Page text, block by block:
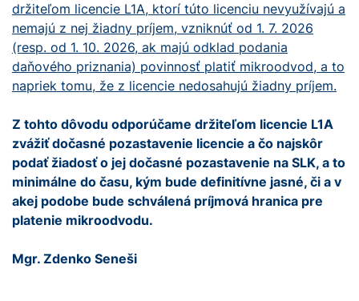
držiteľom licencie L1A, ktorí túto licenciu nevyužívajú a
nemajú z nej žiadny príjem, vzniknúť od 1. 7. 2026
(resp. od 1. 10. 2026, ak majú odklad podania
daňového priznania) povinnosť platiť mikroodvod, a to
napriek tomu, že z licencie nedosahujú žiadny príjem.
Z tohto dôvodu odporúčame držiteľom licencie L1A
zvážiť dočasné pozastavenie licencie a čo najskôr
podať žiadosť o jej dočasné pozastavenie na SLK, a to
minimálne do času, kým bude definitívne jasné, či a v
akej podobe bude schválená príjmová hranica pre
platenie mikroodvodu.
Mgr. Zdenko Seneši